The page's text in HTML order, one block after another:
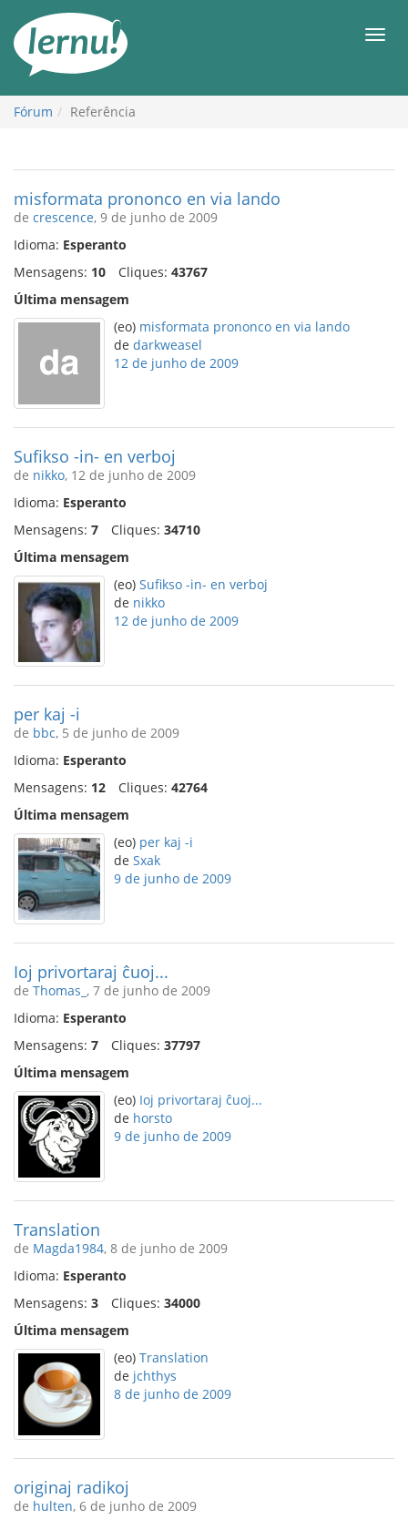
conteúdo
Fórum Referência
misformata prononco en via lando
de crescence, 9 de junho de 2009
Idioma: Esperanto
Mensagens: 10 Cliques: 43767
Última mensagem
(eo) misformata prononco en via lando
de darkweasel
12 de junho de 2009
Sufikso -in- en verboj
de nikko, 12 de junho de 2009
Idioma: Esperanto
Mensagens: 7 Cliques: 34710
Última mensagem
(eo) Sufikso -in- en verboj
de nikko
12 de junho de 2009
per kaj -i
de bbc, 5 de junho de 2009
Idioma: Esperanto
Mensagens: 12 Cliques: 42764
Última mensagem
(eo) per kaj -i
de Sxak
9 de junho de 2009
Ioj privortaraj ĉuoj...
de Thomas_ , 7 de junho de 2009
Idioma: Esperanto
Mensagens: 7 Cliques: 37797
Última mensagem
(eo) Ioj privortaraj ĉuoj...
de horsto
9 de junho de 2009
Translation
de Magda1984, 8 de junho de 2009
Idioma: Esperanto
Mensagens: 3 Cliques: 34000
Última mensagem
(eo) Translation
de jchthys
8 de junho de 2009
originaj radikoj
de hulten, 6 de junho de 2009